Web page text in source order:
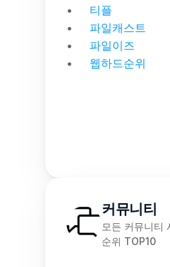
티플
파일캐스트
파일이즈
웹하드순위
커뮤니티
모든 커뮤니티
순위 TOP10